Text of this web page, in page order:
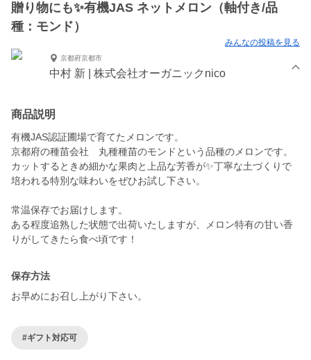
贈り物にも✨有機JAS ネットメロン（軸付き/品
種：モンド）
みんなの投稿を見る
京都府京都市
中村 新 | 株式会社オーガニックnico
商品説明
有機JAS認証圃場で育てたメロンです。
京都府の種苗会社 丸種種苗のモンドという品種のメロンです。
カットするときめ細かな果肉と上品な芳香が✨丁寧な土づくりで
培われる特別な味わいをぜひお試し下さい。
常温保存でお届けします。
ある程度追熟した状態で出荷いたしますが、メロン特有の甘い香
りがしてきたら食べ頃です！
保存方法
お早めにお召し上がり下さい。
#ギフト対応可